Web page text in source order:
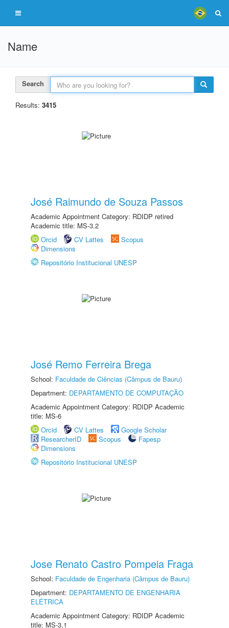
Name
Search
Results: 3415
José Raimundo de Souza Passos
Academic Appointment Category: RDIDP retired
Academic title: MS-3.2
Orcid
CV Lattes
Scopus
Dimensions
Repositório Institucional UNESP
José Remo Ferreira Brega
School: Faculdade de Ciências (Câmpus de Bauru)
Department: DEPARTAMENTO DE COMPUTAÇÃO
Academic Appointment Category: RDIDP Academic
title: MS-6
Orcid
CV Lattes
Google Scholar
ResearcherID
Scopus
Fapesp
Dimensions
Repositório Institucional UNESP
Jose Renato Castro Pompeia Fraga
School: Faculdade de Engenharia (Câmpus de Bauru)
Department: DEPARTAMENTO DE ENGENHARIA
ELÉTRICA
Academic Appointment Category: RDIDP Academic
title: MS-3.1